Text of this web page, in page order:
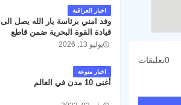
0تعليقات
اخبار العراقية
وفد امني برئاسة يار الله يصل الى
قيادة القوة البحرية ضمن قاطع
عمليات البصرة .
يوليو 13, 2026
اخبار منوعة
أغنى 10 مدن في العالم